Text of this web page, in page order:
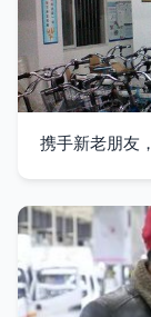
携手新老朋友